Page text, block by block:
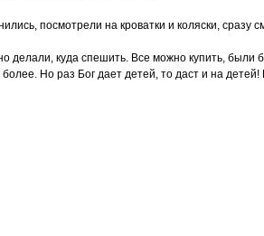
посмотрели на кроватки и коляски, сразу
делали, куда спешить. Все можно купить,
Но раз Бог дает детей, то даст и на